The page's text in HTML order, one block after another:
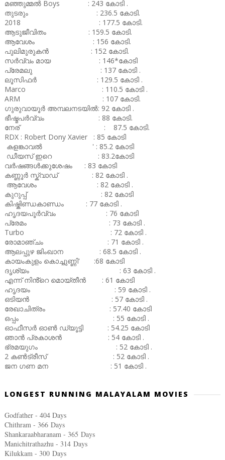
മഞ്ഞുമ്മൽ Boys : 243 കോടി .
തുടരും : 236.5 കോടി.
2018 : 177.5 കോടി.
ആടുജീവിതം : 159.5 കോടി.
ആവേശം : 156 കോടി.
പുലിമുരുകൻ : 152 കോടി.
സർവ്വം മായ : 146*കോടി
പ്രേമലു : 137 കോടി .
ലൂസിഫർ : 129.5 കോടി .
Marco : 110.5 കോടി .
ARM : 107 കോടി.
ഗുരുവായൂർ അമ്പലനടയിൽ: 92 കോടി .
ഭീഷ്മപർവ്വം : 88 കോടി.
നേര് : 87.5 കോടി.
RDX : Robert Dony Xavier : 85 കോടി
കളങ്കാവൽ ' : 85.2 കോടി
ഡീയസ് ഇറെ : 83.2കോടി
വർഷങ്ങൾക്കുശേഷം : 83 കോടി
കണ്ണൂർ സ്ക്വാഡ് : 82 കോടി .
ആവേശം : 82 കോടി .
കുറുപ്പ് : 82 കോടി
കിഷ്കിണ്ഡകാണ്ഡം : 77 കോടി .
ഹൃദയപൂർവ്വം : 76 കോടി
പ്രേമം : 73 കോടി .
Turbo : 72 കോടി .
രോമാഞ്ചം : 71 കോടി .
ആലപ്പുഴ ജിംഖാന : 68.5 കോടി .
കായംകുളം കൊച്ചുണ്ണി' :68 കോടി
ദൃശ്യം : 63 കോടി .
എന്ന് നിൻ്റെ മൊയ്തീൻ : 61 കോടി
ഹൃദയം : 59 കോടി .
ഒടിയൻ : 57 കോടി .
രേഖാചിത്രം : 57.40 കോടി
ഒപ്പം : 55 കോടി .
ഓഫീസർ ഓൺ ഡ്യൂട്ടി : 54.25 കോടി
ഞാൻ പ്രകാശൻ : 54 കോടി .
ഭ്രമയുഗം : 52 കോടി .
2 കൺട്രീസ് : 52 കോടി .
ജന ഗണ മന : 51 കോടി .
LONGEST RUNNING MALAYALAM MOVIES
Godfather - 404 Days
Chithram - 366 Days
Shankaraabharanam - 365 Days
Manichitrathazhu - 314 Days
Kilukkam - 300 Days